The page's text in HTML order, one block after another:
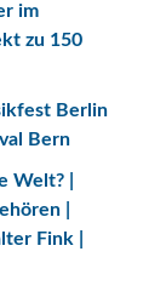
im
zu 150
Berlin
Bern
Welt? |
Fink